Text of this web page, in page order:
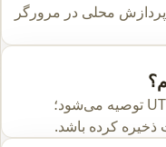
محلی در مرورگر
از .md یا .markdown استفاده کنید. UTF-8 توصیه می‌شود؛
ذخیره کرده باشد.